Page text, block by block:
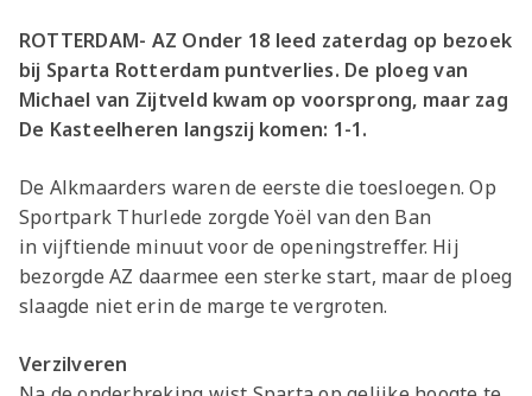
ROTTERDAM- AZ Onder 18 leed zaterdag op bezoek
bij Sparta Rotterdam puntverlies. De ploeg van
Michael van Zijtveld kwam op voorsprong, maar zag
De Kasteelheren langszij komen: 1-1.
De Alkmaarders waren de eerste die toesloegen. Op
Sportpark Thurlede zorgde Yoël van den Ban
in vijftiende minuut voor de openingstreffer. Hij
bezorgde AZ daarmee een sterke start, maar de ploeg
slaagde niet erin de marge te vergroten.
Verzilveren